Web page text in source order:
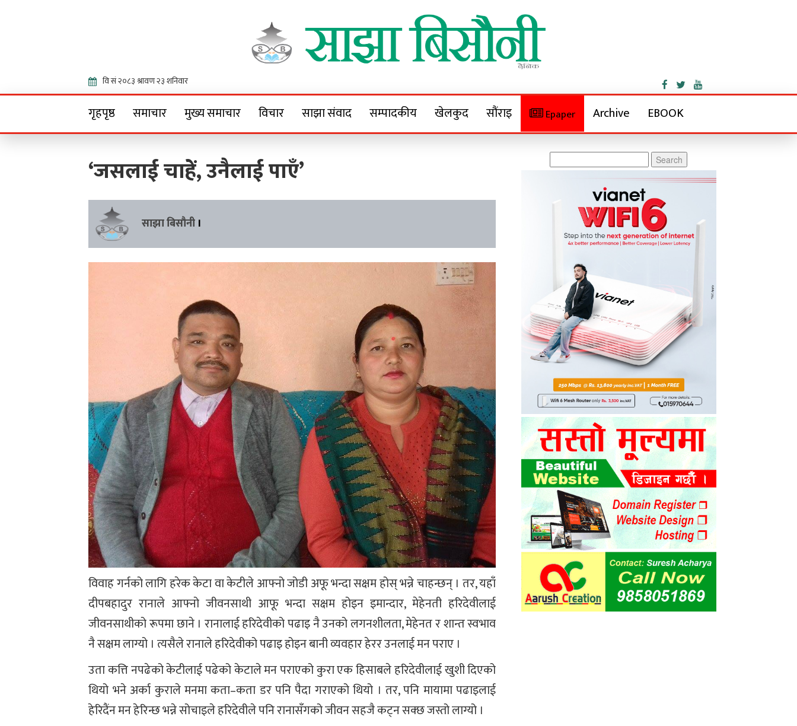
Sajha Bisaunee
गृहपृष्ठ समाचार मुख्य समाचार विचार साझा संवाद सम्पादकीय खेलकुद सौंराइ Epaper Archive EBOOK
‘जसलाई चाहें, उनैलाई पाएँ’
साझा बिसौनी ।
विवाह गर्नको लागि हरेक केटा वा केटीले आफ्नो जोडी अफू भन्दा सक्षम होस् भन्ने चाहन्छन् । तर, यहाँ
दीपबहादुर रानाले आफ्नो जीवनसाथी आफू भन्दा सक्षम होइन इमान्दार, मेहेनती हरिदेवीलाई
जीवनसाथीको रूपमा छाने । रानालाई हरिदेवीको पढाइ नै उनको लगनशीलता, मेहेनत र शान्त स्वभाव
नै सक्षम लाग्यो । त्यसैले रानाले हरिदेवीको पढाइ होइन बानी व्यवहार हेरर उनलाई मन पराए ।
उता कत्ति नपढेको केटीलाई पढेको केटाले मन पराएको कुरा एक हिसाबले हरिदेवीलाई खुशी दिएको
थियो भने अर्का कुराले मनमा कता–कता डर पनि पैदा गराएको थियो । तर, पनि मायामा पढाइलाई
हेरिदैंन मन हेरिन्छ भन्ने सोचाइले हरिदेवीले पनि रानासँगको जीवन सहजै कट्न सक्छ जस्तो लाग्यो ।
for: